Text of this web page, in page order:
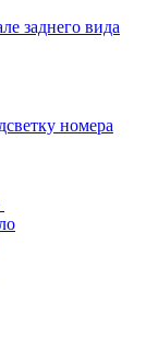
заднего вида
номера